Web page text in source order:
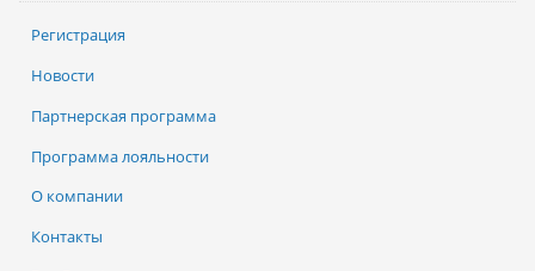
Регистрация
Новости
Партнерская программа
Программа лояльности
О компании
Контакты